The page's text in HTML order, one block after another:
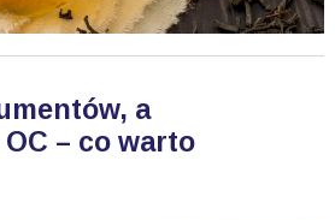
a
– co warto